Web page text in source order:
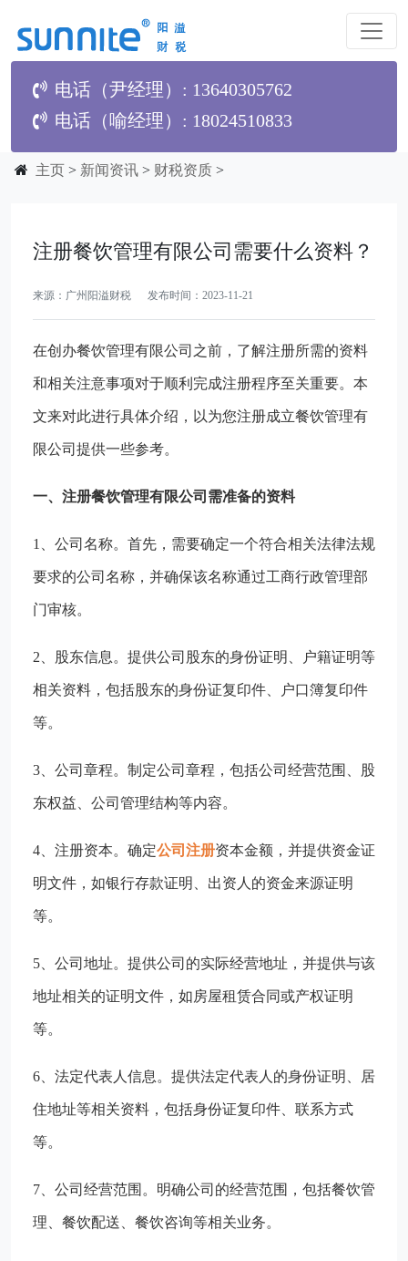
电话（尹经理）: 13640305762
电话（喻经理）: 18024510833
主页 > 新闻资讯 > 财税资质 >
注册餐饮管理有限公司需要什么资料？
来源：广州阳溢财税 发布时间：2023-11-21
在创办餐饮管理有限公司之前，了解注册所需的资料
和相关注意事项对于顺利完成注册程序至关重要。本
文来对此进行具体介绍，以为您注册成立餐饮管理有
限公司提供一些参考。
一、注册餐饮管理有限公司需准备的资料
1、公司名称。首先，需要确定一个符合相关法律法规
要求的公司名称，并确保该名称通过工商行政管理部
门审核。
2、股东信息。提供公司股东的身份证明、户籍证明等
相关资料，包括股东的身份证复印件、户口簿复印件
等。
3、公司章程。制定公司章程，包括公司经营范围、股
东权益、公司管理结构等内容。
4、注册资本。确定公司注册资本金额，并提供资金证
明文件，如银行存款证明、出资人的资金来源证明
等。
5、公司地址。提供公司的实际经营地址，并提供与该
地址相关的证明文件，如房屋租赁合同或产权证明
等。
6、法定代表人信息。提供法定代表人的身份证明、居
住地址等相关资料，包括身份证复印件、联系方式
等。
7、公司经营范围。明确公司的经营范围，包括餐饮管
理、餐饮配送、餐饮咨询等相关业务。